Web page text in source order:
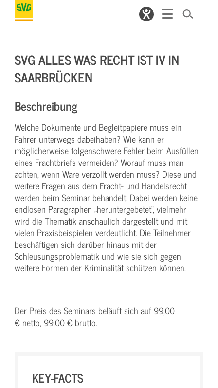
SVG ALLES WAS RECHT IST IV IN
SAARBRÜCKEN
Beschreibung
Welche Dokumente und Begleitpapiere muss ein
Fahrer unterwegs dabeihaben? Wie kann er
möglicherweise folgenschwere Fehler beim Ausfüllen
eines Frachtbriefs vermeiden? Worauf muss man
achten, wenn Ware verzollt werden muss? Diese und
weitere Fragen aus dem Fracht- und Handelsrecht
werden beim Seminar behandelt. Dabei werden keine
endlosen Paragraphen „heruntergebetet“, vielmehr
wird die Thematik anschaulich dargestellt und mit
vielen Praxisbeispielen verdeutlicht. Die Teilnehmer
beschäftigen sich darüber hinaus mit der
Schleusungsproblematik und wie sie sich gegen
weitere Formen der Kriminalität schützen können.
Der Preis des Seminars beläuft sich auf 99,00
€ netto, 99,00 € brutto.
KEY-FACTS